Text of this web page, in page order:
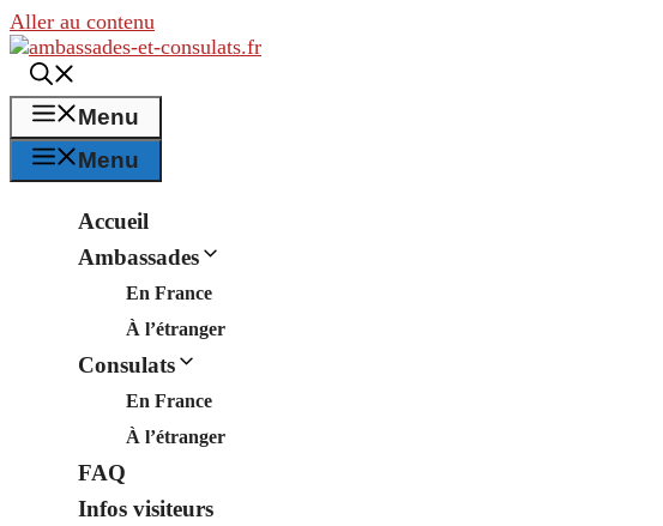
Aller au contenu
Menu
Menu
Accueil
Ambassades
En France
À l’étranger
Consulats
En France
À l’étranger
FAQ
Infos visiteurs